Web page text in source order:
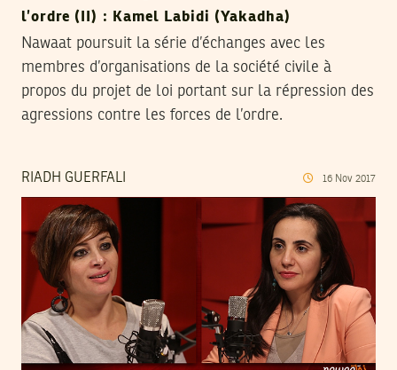
l’ordre (II) : Kamel Labidi (Yakadha)
Nawaat poursuit la série d’échanges avec les
membres d’organisations de la société civile à
propos du projet de loi portant sur la répression des
agressions contre les forces de l’ordre.
RIADH GUERFALI 16 Nov 2017